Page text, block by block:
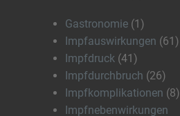
Gastronomie (1)
Impfauswirkungen (61)
Impfdruck (41)
Impfdurchbruch (26)
Impfkomplikationen (8)
Impfnebenwirkungen